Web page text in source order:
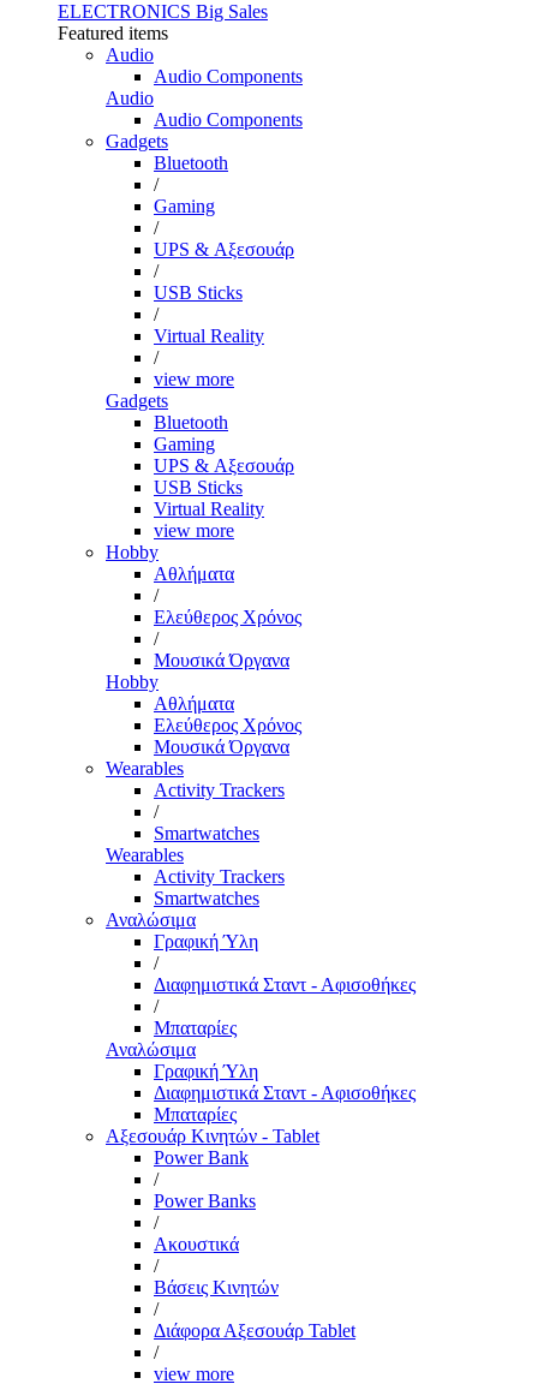
ELECTRONICS Big Sales
Featured items
Audio
Audio Components
Audio
Audio Components
Gadgets
Bluetooth
/
Gaming
/
UPS & Αξεσουάρ
/
USB Sticks
/
Virtual Reality
/
view more
Gadgets
Bluetooth
Gaming
UPS & Αξεσουάρ
USB Sticks
Virtual Reality
view more
Hobby
Αθλήματα
/
Ελεύθερος Χρόνος
/
Μουσικά Όργανα
Hobby
Αθλήματα
Ελεύθερος Χρόνος
Μουσικά Όργανα
Wearables
Activity Trackers
/
Smartwatches
Wearables
Activity Trackers
Smartwatches
Αναλώσιμα
Γραφική Ύλη
/
Διαφημιστικά Σταντ - Αφισοθήκες
/
Μπαταρίες
Αναλώσιμα
Γραφική Ύλη
Διαφημιστικά Σταντ - Αφισοθήκες
Μπαταρίες
Αξεσουάρ Κινητών - Tablet
Power Bank
/
Power Banks
/
Ακουστικά
/
Βάσεις Κινητών
/
Διάφορα Αξεσουάρ Tablet
/
view more